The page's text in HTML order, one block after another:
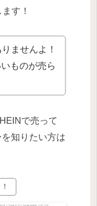
す！
ませんよ！
ものが売ら
で売って
知りたい方は